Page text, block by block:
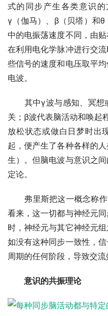
式的同步产生各类意识
γ（伽马）、β（贝塔）和
中的电振荡速度不同，由
在利用电化学脉冲进行交
些信号的速度和电压取平
电波。
其中γ波与感知、冥想
关；β波代表脑活动和唤起
放松状态或做白日梦时出
起，便产生了各种各样的
生）。但脑电波与意识之
定论。
弗里斯把这一概念称作
看来，这一切都与神经元
时，神经元与其它神经元
如没有这种同步一致性，
周期的任何阶段，导致交流
意识的共振理论